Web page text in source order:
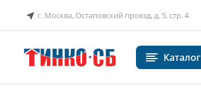
г. Москва, Остаповский проезд, д. 5, стр. 4
Каталог